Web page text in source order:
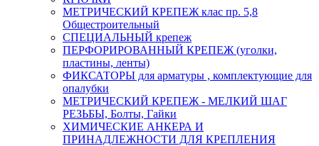
МЕТРИЧЕСКИЙ КРЕПЕЖ клас пр. 5,8
Общестроительный
СПЕЦИАЛЬНЫЙ крепеж
ПЕРФОРИРОВАННЫЙ КРЕПЕЖ (уголки,
пластины, ленты)
ФИКСАТОРЫ для арматуры , комплектующие для
опалубки
МЕТРИЧЕСКИЙ КРЕПЕЖ - МЕЛКИЙ ШАГ
РЕЗЬБЫ, Болты, Гайки
ХИМИЧЕСКИЕ АНКЕРА И
ПРИНАДЛЕЖНОСТИ ДЛЯ КРЕПЛЕНИЯ